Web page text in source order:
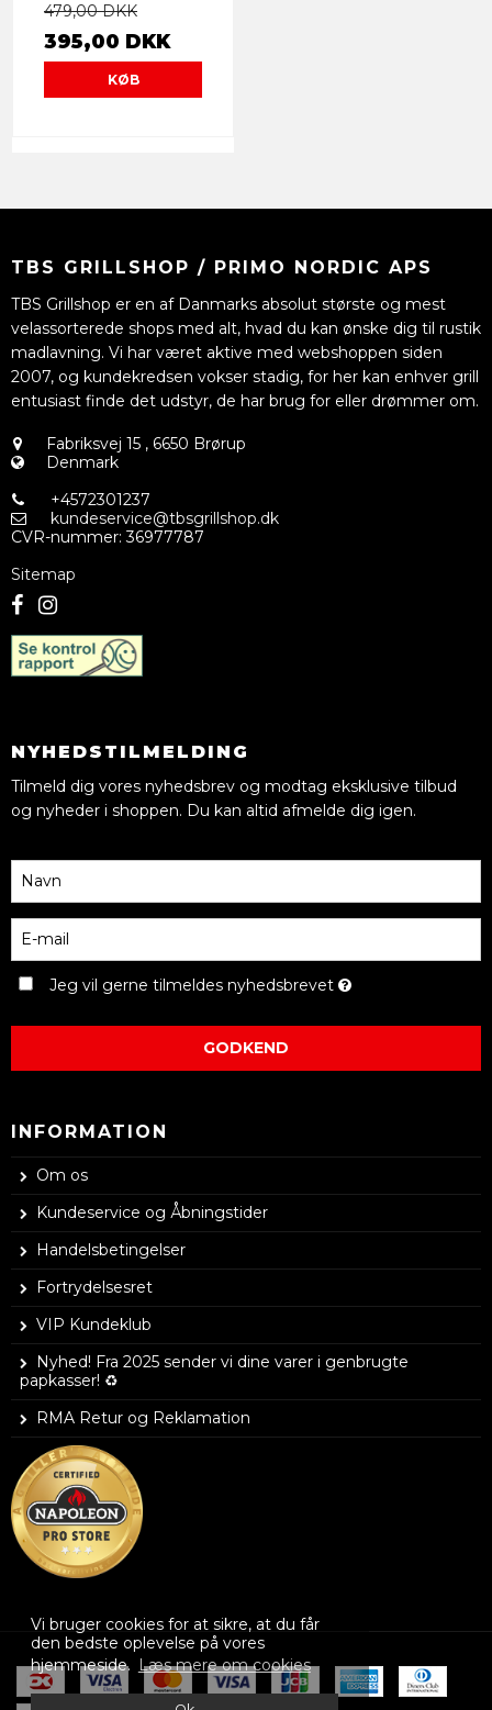
Vi bruger cookies for at sikre, at du får
den bedste oplevelse på vores
hjemmeside. Læs mere om cookies
479,00 DKK
395,00 DKK
KØB
TBS GRILLSHOP / PRIMO NORDIC APS
TBS Grillshop er en af Danmarks absolut største og mest
velassorterede shops med alt, hvad du kan ønske dig til rustik
madlavning. Vi har været aktive med webshoppen siden
2007, og kundekredsen vokser stadig, for her kan enhver grill
entusiast finde det udstyr, de har brug for eller drømmer om.
Fabriksvej 15 , 6650 Brørup
Denmark
+4572301237
kundeservice@tbsgrillshop.dk
CVR-nummer: 36977787
Sitemap
NYHEDSTILMELDING
Tilmeld dig vores nyhedsbrev og modtag eksklusive tilbud
og nyheder i shoppen. Du kan altid afmelde dig igen.
Jeg vil gerne tilmeldes nyhedsbrevet
GODKEND
INFORMATION
Om os
Kundeservice og Åbningstider
Handelsbetingelser
Fortrydelsesret
VIP Kundeklub
Nyhed! Fra 2025 sender vi dine varer i genbrugte
papkasser! ♻️
RMA Retur og Reklamation